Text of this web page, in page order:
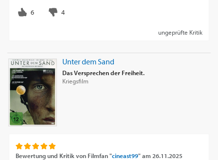
ungeprüfte Kritik
Unter dem Sand
Das Versprechen der Freiheit.
Kriegsfilm
Bewertung und Kritik von Filmfan "cineast99"am 26.11.2025